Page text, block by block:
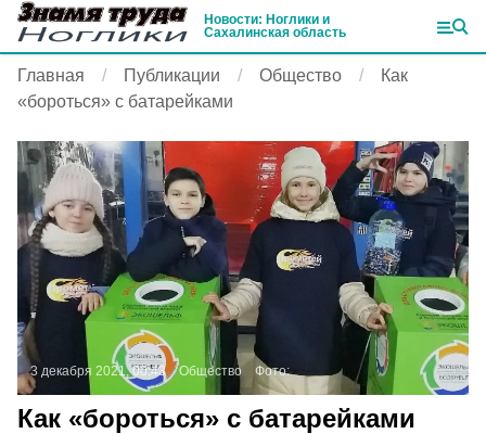
Новости: Ноглики и
Сахалинская область
Главная Публикации Общество
Как
«бороться» с батарейками
3 декабря 2021, 00:43 Общество Фото:
Как «бороться» с батарейками